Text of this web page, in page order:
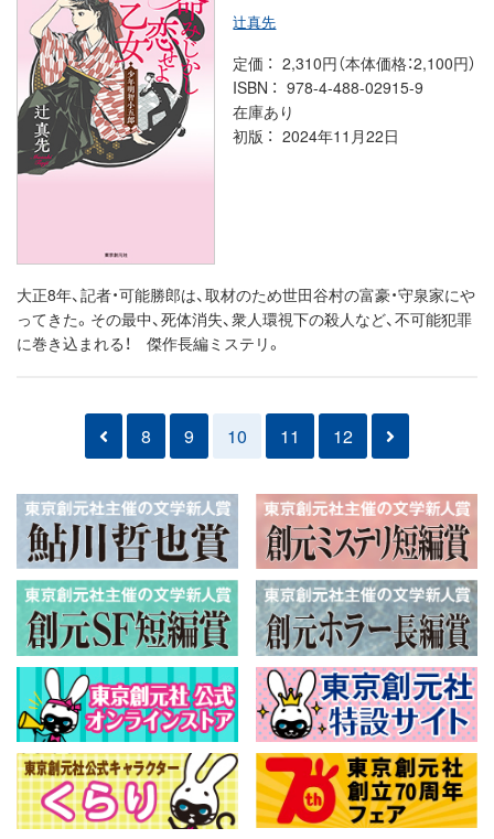
辻真先
定価
2,310円（本体価格：2,100円）
ISBN
978-4-488-02915-9
在庫あり
初版
2024年11月22日
大正8年、記者・可能勝郎は、取材のため世田谷村の富豪・守泉家にや
ってきた。その最中、死体消失、衆人環視下の殺人など、不可能犯罪
に巻き込まれる！ 傑作長編ミステリ。
8 9 10 11 12